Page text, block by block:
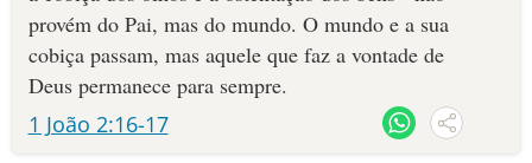
provém do Pai, mas do mundo. O mundo e a sua
cobiça passam, mas aquele que faz a vontade de
Deus permanece para sempre.
1 João 2:16-17